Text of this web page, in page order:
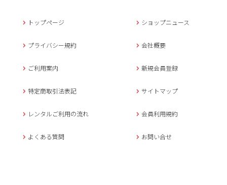
返信させていただきま
年末年始、大型連休
メールでのお問い合わせ
トップページ ショップニュース
プライバシー規約 会社概要
ご利用案内 新規会員登録
特定商取引法表記 サイトマップ
レンタルご利用の流れ 会員利用規約
よくある質問 お問い合せ